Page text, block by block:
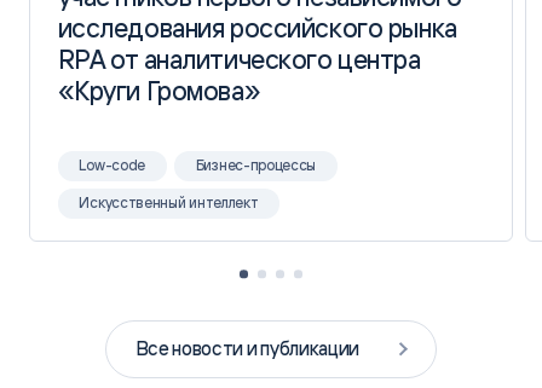
исследования российского рынка
RPA от аналитического центра
«Круги Громова»
исследования российского рынка
RPA от аналитического центра
«Круги Громова»
Low-code Бизнес-процессы
Искусственный интеллект
Все новости и публикации